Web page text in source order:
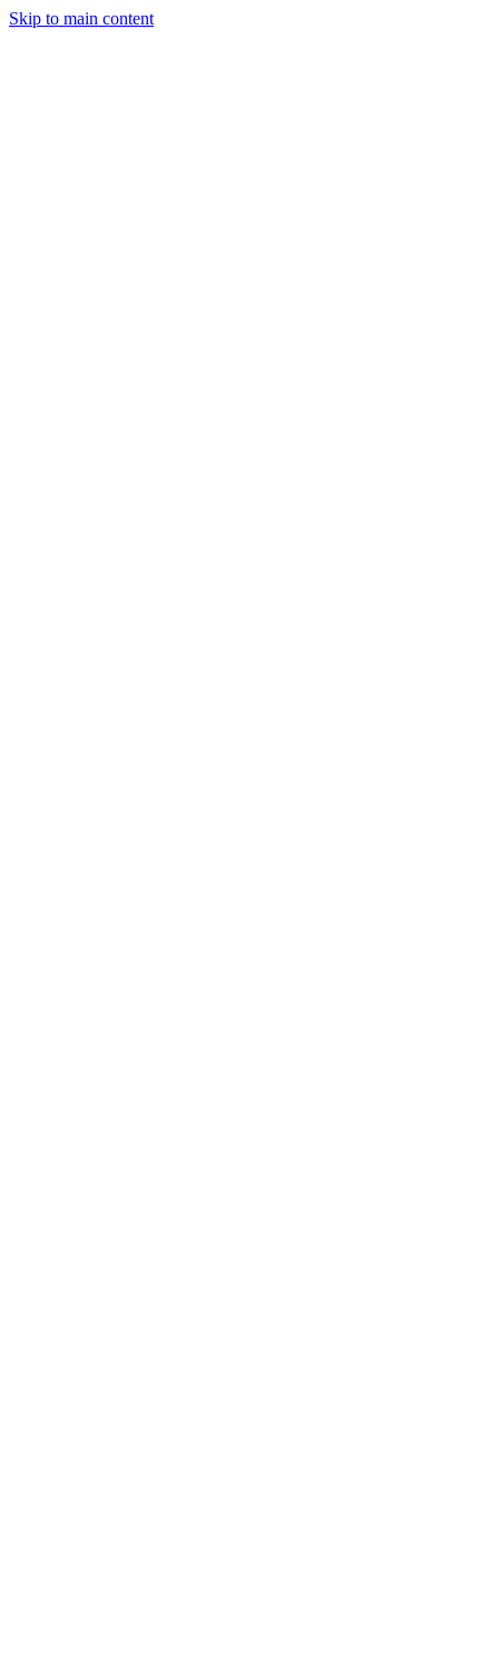
Skip to main content